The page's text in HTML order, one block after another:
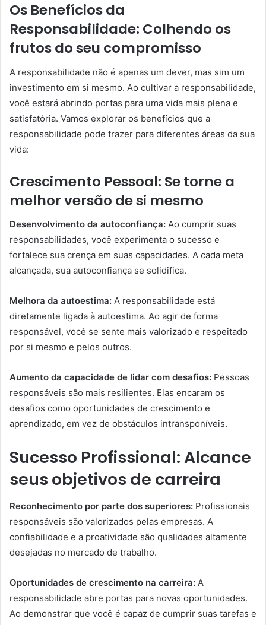
Os Benefícios da
Responsabilidade: Colhendo os
frutos do seu compromisso
A responsabilidade não é apenas um dever, mas sim um
investimento em si mesmo. Ao cultivar a responsabilidade,
você estará abrindo portas para uma vida mais plena e
satisfatória. Vamos explorar os benefícios que a
responsabilidade pode trazer para diferentes áreas da sua
vida:
Crescimento Pessoal: Se torne a
melhor versão de si mesmo
Desenvolvimento da autoconfiança: Ao cumprir suas
responsabilidades, você experimenta o sucesso e
fortalece sua crença em suas capacidades. A cada meta
alcançada, sua autoconfiança se solidifica.
Melhora da autoestima: A responsabilidade está
diretamente ligada à autoestima. Ao agir de forma
responsável, você se sente mais valorizado e respeitado
por si mesmo e pelos outros.
Aumento da capacidade de lidar com desafios: Pessoas
responsáveis são mais resilientes. Elas encaram os
desafios como oportunidades de crescimento e
aprendizado, em vez de obstáculos intransponíveis.
Sucesso Profissional: Alcance
seus objetivos de carreira
Reconhecimento por parte dos superiores: Profissionais
responsáveis são valorizados pelas empresas. A
confiabilidade e a proatividade são qualidades altamente
desejadas no mercado de trabalho.
Oportunidades de crescimento na carreira: A
responsabilidade abre portas para novas oportunidades.
Ao demonstrar que você é capaz de cumprir suas tarefas e